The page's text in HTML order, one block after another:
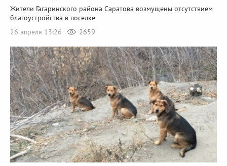
Жители Гагаринского района Саратова возмущены отсутствием
благоустройства в поселке
26 апреля 13:26
2659